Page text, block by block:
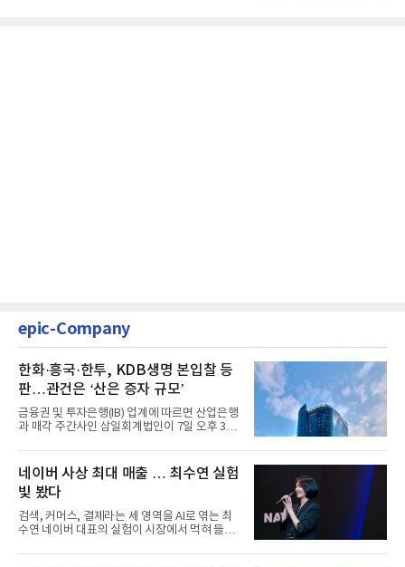
epic-Company
한화·흥국·한투, KDB생명 본입찰 등
판…관건은 ‘산은 증자 규모’
금융권 및 투자은행(IB) 업계에 따르면 산업은행
과 매각 주간사인 삼일회계법인이 7일 오후 3시
네이버 사상 최대 매출 … 최수연 실험
빛 봤다
검색, 커머스, 결제라는 세 영역을 AI로 엮는 최
수연 네이버 대표의 실험이 시장에서 먹혀 들어